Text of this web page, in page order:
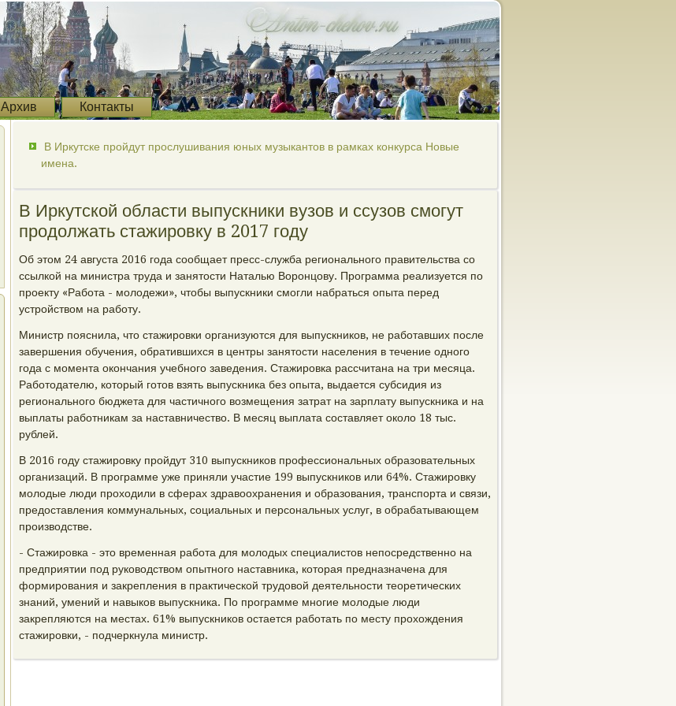
Архив Контакты
В Иркутске пройдут прослушивания юных музыкантов в рамках конкурса Новые
имена.
В Иркутской области выпускники вузов и ссузов смогут
продолжать стажировку в 2017 году
Об этом 24 августа 2016 года сообщает пресс-служба регионального правительства со
ссылкой на министра труда и занятости Наталью Воронцову. Программа реализуется по
проекту «Работа - молодежи», чтобы выпускники смогли набраться опыта перед
устройством на работу.
Министр пояснила, что стажировки организуются для выпускников, не работавших после
завершения обучения, обратившихся в центры занятости населения в течение одного
года с момента окончания учебного заведения. Стажировка рассчитана на три месяца.
Работодателю, который готов взять выпускника без опыта, выдается субсидия из
регионального бюджета для частичного возмещения затрат на зарплату выпускника и на
выплаты работникам за наставничество. В месяц выплата составляет около 18 тыс.
рублей.
В 2016 году стажировку пройдут 310 выпускников профессиональных образовательных
организаций. В программе уже приняли участие 199 выпускников или 64%. Стажировку
молодые люди проходили в сферах здравоохранения и образования, транспорта и связи,
предоставления коммунальных, социальных и персональных услуг, в обрабатывающем
производстве.
- Стажировка - это временная работа для молодых специалистов непосредственно на
предприятии под руководством опытного наставника, которая предназначена для
формирования и закрепления в практической трудовой деятельности теоретических
знаний, умений и навыков выпускника. По программе многие молодые люди
закрепляются на местах. 61% выпускников остается работать по месту прохождения
стажировки, - подчеркнула министр.